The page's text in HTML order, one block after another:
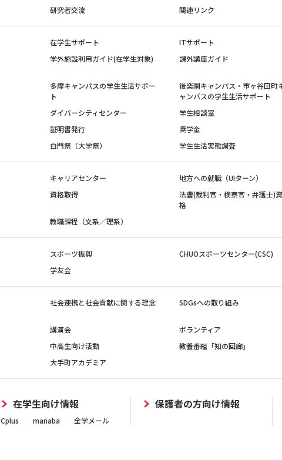
研究者交流 関連リンク
在学生サポート ITサポート
学外施設利用ガイド(在学生対象)
課外講座ガイド
多摩キャンパスの学生生活サポー
ト
後楽園キャンパス・市ヶ谷田町
ャンパスの学生生活サポート
ダイバーシティセンター 学生相談室
証明書発行
奨学金
白門祭（大学祭）
学生生活実態調査
キャリアセンター 地方への就職（UIターン）
資格取得
法曹(裁判官・検察官・弁護士)資
格
教職課程（文系／理系）
スポーツ振興 CHUOスポーツセンター(CSC)
学友会
社会連携と社会貢献に関する理念 SDGsへの取り組み
講演会
ボランティア
中高生向け活動
教養番組「知の回廊」
大手町アカデミア
在学生向け情報
Cplus manaba 全学メール
保護者の方向け情報